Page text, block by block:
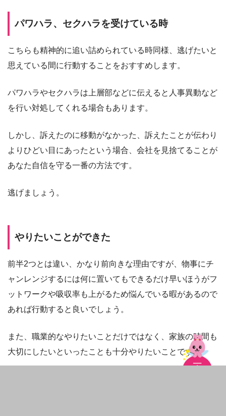
パワハラ、セクハラを受けている時
こちらも精神的に追い詰められている時同様、逃げたいと
思えている間に行動することをおすすめします。
パワハラやセクハラは上層部などに伝えると人事異動など
を行い対処してくれる場合もあります。
しかし、訴えたのに移動がなかった、訴えたことが伝わり
よりひどい目にあったという場合、会社を見捨てることが
あなた自信を守る一番の方法です。
逃げましょう。
やりたいことができた
前半2つとは違い、かなり前向きな理由ですが、物事にチ
ャンレンジするには何に置いてもできるだけ早いほうがフ
ットワークや吸収率も上がるため悩んでいる暇があるので
あれば行動すると良いでしょう。
また、職業的なやりたいことだけではなく、家族の時間も
大切にしたいといったことも十分やりたいことです。